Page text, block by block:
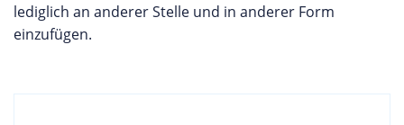
lediglich an anderer Stelle und in anderer Form
einzufügen.